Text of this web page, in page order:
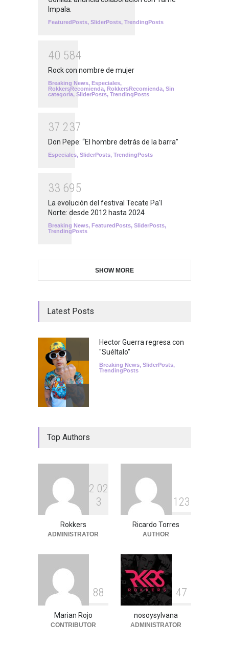
Impala.
FeaturedPosts, SliderPosts, TrendingPosts
40 584
Rock con nombre de mujer
Breaking News, Especiales,
RokkersRecomienda, RokkersRecomienda, Sin
categoría, SliderPosts, TrendingPosts
37 237
Don Pepe: “El hombre detrás de la barra”
Especiales, SliderPosts, TrendingPosts
33 695
La evolución del festival Tecate Pa'l
Norte: desde 2012 hasta 2024
Breaking News, FeaturedPosts, SliderPosts,
TrendingPosts
SHOW MORE
Latest Posts
Hector Guerra regresa con
"Suéltalo"
Breaking News, SliderPosts,
TrendingPosts
Top Authors
2 02
3
Rokkers
ADMINISTRATOR
1 23
Ricardo Torres
AUTHOR
88
Marian Rojo
CONTRIBUTOR
47
nosoysylvana
ADMINISTRATOR